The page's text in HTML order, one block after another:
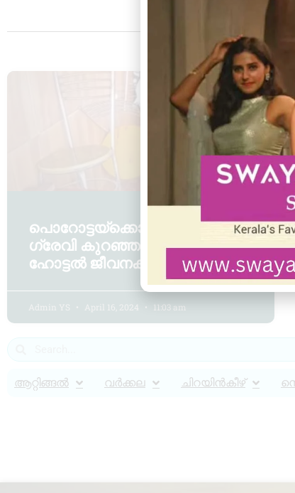
കാട്ടാക്കട
പൊറോട്ടയ്ക്കൊപ്പം നൽകിയ
ഗ്രേവി കുറഞ്ഞുപോയി,
ഹോട്ടൽ ജീവനക്കാരെ മർദിച്ചു
Admin YS April 16, 2024 11:03 am
ആറ്റിങ്ങൽ വർക്കല ചിറയിൻകീഴ്